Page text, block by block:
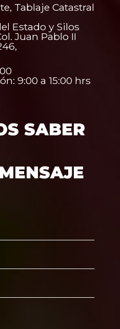
Tablaje Catastral
Estado y Silos
Juan Pablo II
9:00 a 15:00 hrs
SABER